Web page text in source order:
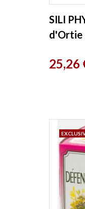
SILI
d'Ortie
Prix
25,26